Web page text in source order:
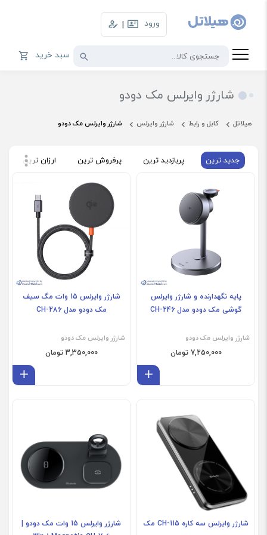
ورود |
سبد خرید
شارژر وایرلس مک دودو
هیلاتل کابل و رابط شارژر وایرلس شارژر وایرلس مک دودو
جدید ترین پربازدید ترین پرفروش ترین ارزان ترین
پایه نگهدارنده و شارژر وایرلس
گوشی مک دودو مدل CH-246
شارژر وایرلس مک دودو
7,250,000 تومان
شارژر وایرلس 15 وات مگ سیف
مک دودو مدل CH-286
شارژر وایرلس مک دودو
3,350,000 تومان
شارژر وایرلس سه کاره CH-115 مک
شارژر وایرلس 15 وات مک دودو |